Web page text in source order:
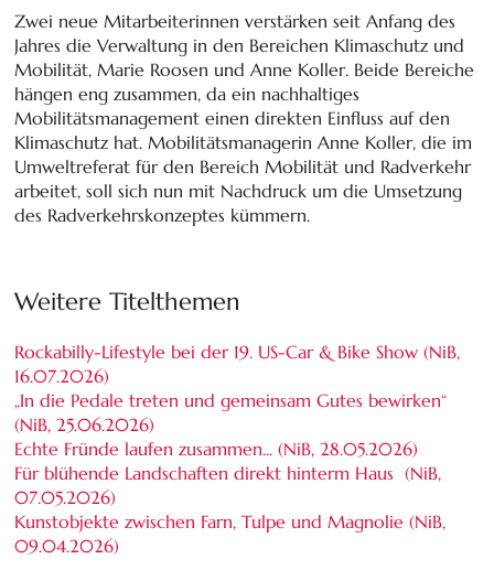
Zwei neue Mitarbeiterinnen verstärken seit Anfang des
Jahres die Verwaltung in den Bereichen Klimaschutz und
Mobilität, Marie Roosen und Anne Koller. Beide Bereiche
hängen eng zusammen, da ein nachhaltiges
Mobilitätsmanagement einen direkten Einfluss auf den
Klimaschutz hat. Mobilitätsmanagerin Anne Koller, die im
Umweltreferat für den Bereich Mobilität und Radverkehr
arbeitet, soll sich nun mit Nachdruck um die Umsetzung
des Radverkehrskonzeptes kümmern.
Weitere Titelthemen
Rockabilly-Lifestyle bei der 19. US-Car & Bike Show (NiB,
16.07.2026)
„In die Pedale treten und gemeinsam Gutes bewirken“
(NiB,25.06.2026)
Echte Fründe laufen zusammen... (NiB,28.05.2026)
Für blühende Landschaften direkt hinterm Haus (NiB,
07.05.2026)
Kunstobjekte zwischen Farn, Tulpe und Magnolie (NiB,
09.04.2026)